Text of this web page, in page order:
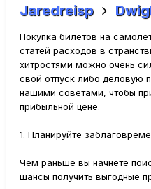
Jaredreisp
Покупка билетов на
статей расходов в
хитростями можно очень
свой отпуск либо деловую
нашими советами, чтобы
прибыльной цене.
1. Планируйте
Чем раньше вы начнете
шансы получить выгодные